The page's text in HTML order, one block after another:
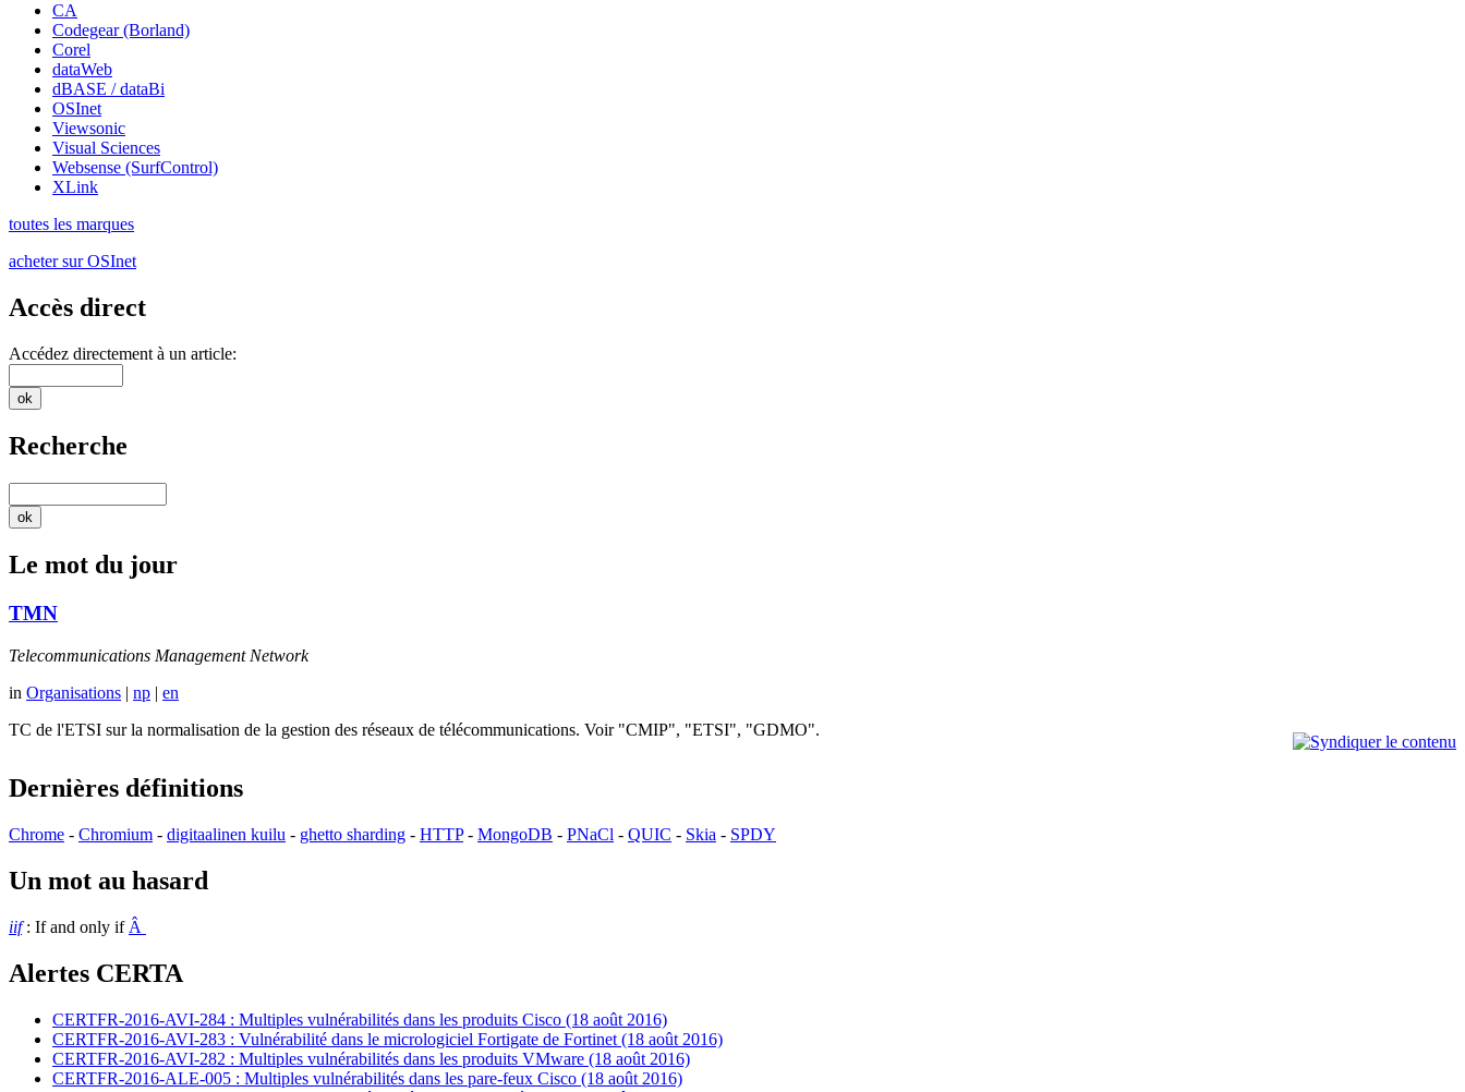
CA
Codegear (Borland)
Corel
dataWeb
dBASE / dataBi
OSInet
Viewsonic
Visual Sciences
Websense (SurfControl)
XLink
toutes les marques
acheter sur OSInet
Accès direct
Accédez directement à un article:
Recherche
Le mot du jour
TMN
Telecommunications Management Network
in Organisations | np | en
TC de l'ETSI sur la normalisation de la gestion des réseaux de télécommunications. Voir "CMIP", "ETSI", "GDMO".
Dernières définitions
Chrome - Chromium - digitaalinen kuilu - ghetto sharding - HTTP- MongoDB - PNaCl - QUIC - Skia - SPDY
Un mot au hasard
iif: If and only if Â
Alertes CERTA
CERTFR-2016-AVI-284 : Multiples vulnérabilités dans les produits Cisco (18 août 2016)
CERTFR-2016-AVI-283 : Vulnérabilité dans le micrologiciel Fortigate de Fortinet (18 août 2016)
CERTFR-2016-AVI-282 : Multiples vulnérabilités dans les produits VMware (18 août 2016)
CERTFR-2016-ALE-005 : Multiples vulnérabilités dans les pare-feux Cisco (18 août 2016)